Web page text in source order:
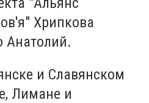
Хрипкова
Анатолий.
и Славянском
Лимане и